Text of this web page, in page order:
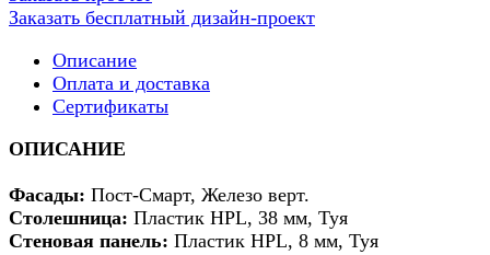
Заказать бесплатный дизайн-проект
Описание
Оплата и доставка
Сертификаты
ОПИСАНИЕ
Фасады: Пост-Смарт, Железо верт.
Столешница: Пластик HPL, 38 мм, Туя
Стеновая панель: Пластик HPL, 8 мм, Туя